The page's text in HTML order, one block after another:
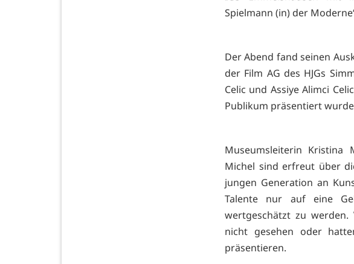
Spielmann (in) der
Der Abend fand seinen
der Film AG des HJGs
Celic und Assiye Alimci
Publikum präsentiert
Museumsleiterin Kristina
Michel sind erfreut über
jungen Generation an
Talente nur auf eine
wertgeschätzt zu
nicht gesehen oder
präsentieren.